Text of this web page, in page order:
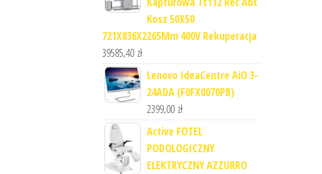
Kosz 50X50
721X836X2265Mm 400V Rekuperacja
39585,40 zł
Lenovo IdeaCentre AiO 3-
24ADA (F0FX0070PB)
2399,00 zł
Active FOTEL
PODOLOGICZNY
ELEKTRYCZNY AZZURRO